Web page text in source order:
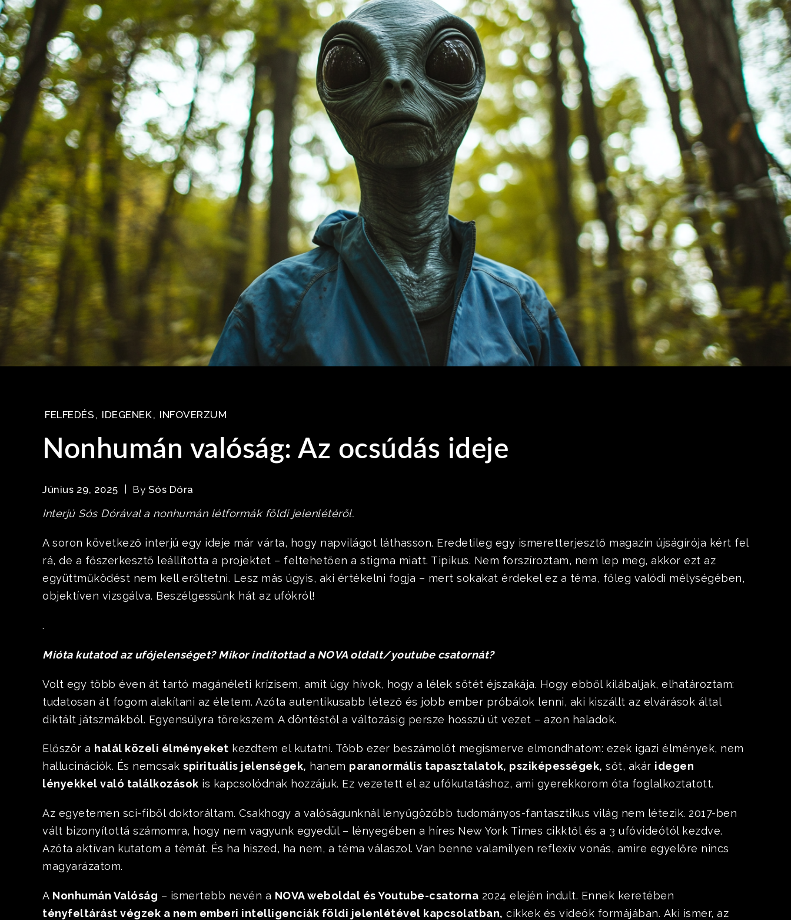
FELFEDÉS , IDEGENEK, INFOVERZUM
Nonhumán valóság: Az ocsúdás ideje
Június 29, 2025 By Sós Dóra
Interjú Sós Dórával a nonhumán létformák földi jelenlétéről.
A soron következő interjú egy ideje már várta, hogy napvilágot láthasson. Eredetileg egy ismeretterjesztő magazin újságírója kért fel
rá, de a főszerkesztő leállította a projektet – feltehetően a stigma miatt. Tipikus. Nem forszíroztam, nem lep meg, akkor ezt az
együttműködést nem kell erőltetni. Lesz más úgyis, aki értékelni fogja – mert sokakat érdekel ez a téma, főleg valódi mélységében,
objektíven vizsgálva. Beszélgessünk hát az ufókról!
.
Mióta kutatod az ufójelenséget? Mikor indítottad a NOVA oldalt/youtube csatornát?
Volt egy több éven át tartó magánéleti krízisem, amit úgy hívok, hogy a lélek sötét éjszakája. Hogy ebből kilábaljak, elhatároztam:
tudatosan át fogom alakítani az életem. Azóta autentikusabb létező és jobb ember próbálok lenni, aki kiszállt az elvárások által
diktált játszmákból. Egyensúlyra törekszem. A döntéstől a változásig persze hosszú út vezet – azon haladok.
Először a halál közeli élményeket kezdtem el kutatni. Több ezer beszámolót megismerve elmondhatom: ezek igazi élmények, nem
hallucinációk. És nemcsak spirituális jelenségek, hanem paranormális tapasztalatok, psziképességek, sőt, akár idegen
lényekkel való találkozások is kapcsolódnak hozzájuk. Ez vezetett el az ufókutatáshoz, ami gyerekkorom óta foglalkoztatott.
Az egyetemen sci-fiből doktoráltam. Csakhogy a valóságunknál lenyűgözőbb tudományos-fantasztikus világ nem létezik. 2017-ben
vált bizonyítottá számomra, hogy nem vagyunk egyedül – lényegében a híres New York Times cikktől és a 3 ufóvideótól kezdve.
Azóta aktívan kutatom a témát. És ha hiszed, ha nem, a téma válaszol. Van benne valamilyen reflexív vonás, amire egyelőre nincs
magyarázatom.
A Nonhumán Valóság – ismertebb nevén a NOVA weboldal és Youtube-csatorna 2024 elején indult. Ennek keretében
tényfeltárást végzek a nem emberi intelligenciák földi jelenlétével kapcsolatban, cikkek és videók formájában. Aki ismer, az